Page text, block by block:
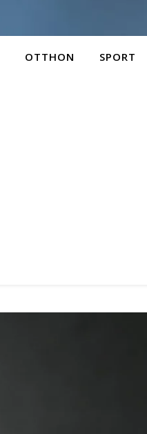
OTTHON SPORT